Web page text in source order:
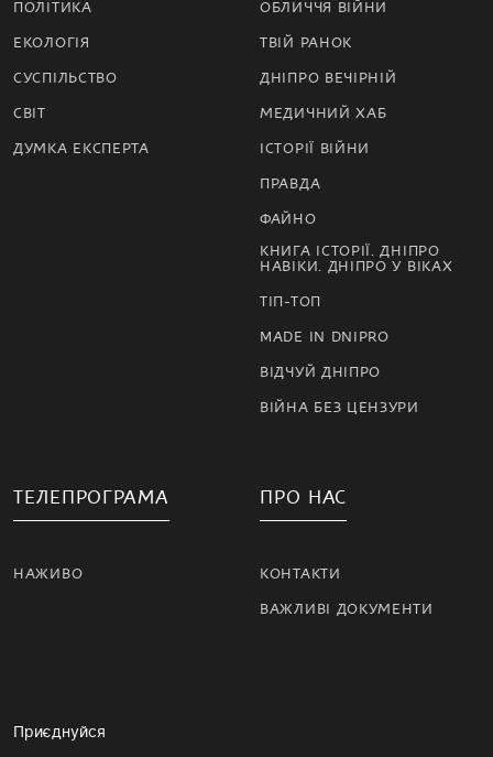
ПОЛІТИКА
ЕКОЛОГІЯ
СУСПІЛЬСТВО
СВІТ
ДУМКА ЕКСПЕРТА
ОБЛИЧЧЯ ВІЙНИ
ТВІЙ РАНОК
ДНІПРО ВЕЧІРНІЙ
МЕДИЧНИЙ ХАБ
ІСТОРІЇ ВІЙНИ
ПРАВДА
ФАЙНО
КНИГА ІСТОРІЇ. ДНІПРО
НАВІКИ. ДНІПРО У ВІКАХ
ТІП-ТОП
MADE IN DNIPRO
ВІДЧУЙ ДНІПРО
ВІЙНА БЕЗ ЦЕНЗУРИ
ТЕЛЕПРОГРАМА
НАЖИВО
ПРО НАС
КОНТАКТИ
ВАЖЛИВІ ДОКУМЕНТИ
Приєднуйся